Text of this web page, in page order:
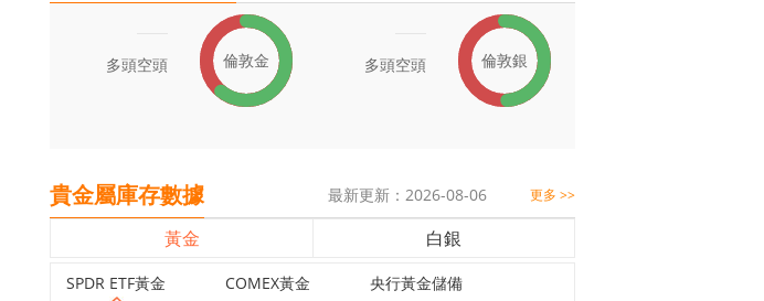
多頭空頭 倫敦金 多頭空頭 倫敦銀
貴金屬庫存數據 更多 >>
最新更新：2026-08-06
黃金 白銀
SPDR ETF黃金 COMEX黃金 央行黃金儲備